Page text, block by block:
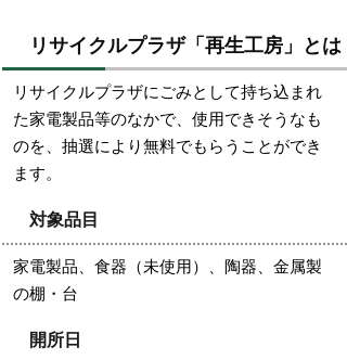
リサイクルプラザ「再生工房」とは
リサイクルプラザにごみとして持ち込まれ
た家電製品等のなかで、使用できそうなも
のを、抽選により無料でもらうことができ
ます。
対象品目
家電製品、食器（未使用）、陶器、金属製
の棚・台
開所日